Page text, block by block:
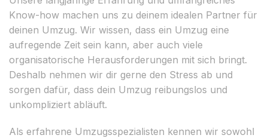
Know-how machen uns zu deinem idealen Partner für
deinen Umzug. Wir wissen, dass ein Umzug eine
aufregende Zeit sein kann, aber auch viele
organisatorische Herausforderungen mit sich bringt.
Deshalb nehmen wir dir gerne den Stress ab und
sorgen dafür, dass dein Umzug reibungslos und
unkompliziert abläuft.
Als erfahrene Umzugsspezialisten kennen wir sowohl